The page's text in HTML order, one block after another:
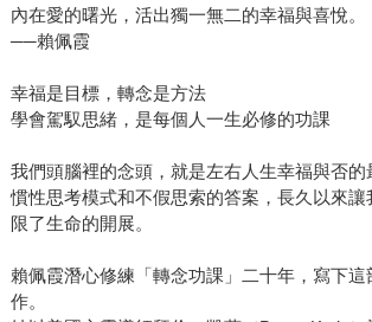
內在愛的曙光，活出獨一無二的幸福與喜悅。
──賴佩霞
幸福是目標，轉念是方法
學會駕馭思緒，是每個人一生必修的功課
我們頭腦裡的念頭，就是左右人生幸福與否的
慣性思考模式和不假思索的答案，長久以來讓
限了生命的開展。
賴佩霞潛心修練「轉念功課」二十年，寫下這
作。